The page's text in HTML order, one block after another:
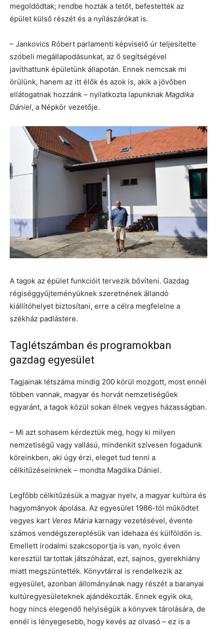
megoldódtak; rendbe hozták a tetőt, befestették az
épület külső részét és a nyílászárókat is.
– Jankovics Róbert parlamenti képviselő úr teljesítette
szóbeli megállapodásunkat, az ő segítségével
javíthattunk épületünk állapotán. Ennek nemcsak mi
örülünk, hanem az itt élők és azok is, akik a jövőben
ellátogatnak hozzánk – nyilatkozta lapunknak Magdika
Dániel, a Népkör vezetője.
A tagok az épület funkcióit tervezik bővíteni. Gazdag
régiséggyűjteményüknek szeretnének állandó
kiállítóhelyet biztosítani, erre a célra megfelelne a
székház padlástere.
Taglétszámban és programokban
gazdag egyesület
Tagjainak létszáma mindig 200 körül mozgott, most ennél
többen vannak, magyar és horvát nemzetiségűek
egyaránt, a tagok közül sokan élnek vegyes házasságban.
– Mi azt sohasem kérdeztük meg, hogy ki milyen
nemzetiségű vagy vallású, mindenkit szívesen fogadunk
köreinkben, aki úgy érzi, eleget tud tenni a
célkitűzéseinknek – mondta Magdika Dániel.
Legfőbb célkitűzésük a magyar nyelv, a magyar kultúra és
hagyományok ápolása. Az egyesület 1986-tól működtet
vegyes kart Veres Mária karnagy vezetésével, évente
számos vendégszereplésük van idehaza és külföldön is.
Emellett irodalmi szakcsoportja is van, nyolc éven
keresztül tartottak játszóházat, ezt, sajnos, gyerekhiány
miatt megszüntették. Könyvtárral is rendelkezik az
egyesület, azonban állományának nagy részét a baranyai
kultúregyesületeknek ajándékozták. Ennek egyik oka,
hogy nincs elegendő helyiségük a könyvek tárolására, de
ennél is lényegesebb, hogy kevés az olvasó – ez is a